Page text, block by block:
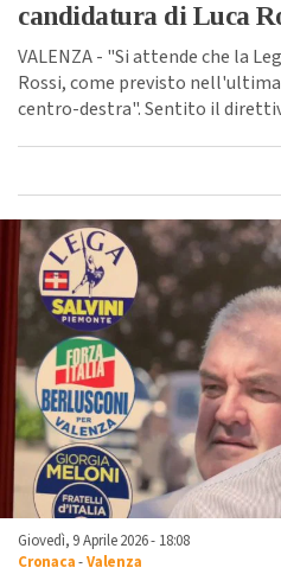
candidatura di Luca
VALENZA - "Si attende che la
Rossi, come previsto
centro-destra". Sentito il
Giovedì, 9 Aprile 2026 - 18:08
Cronaca-Valenza